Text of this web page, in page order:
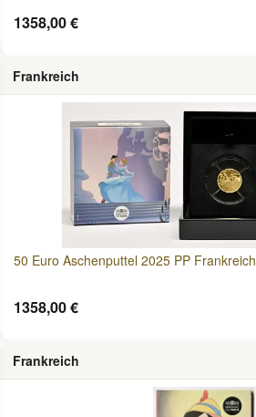
1358,00 €
Frankreich
50 Euro Aschenputtel 2025 PP Frankreich
1358,00 €
Frankreich